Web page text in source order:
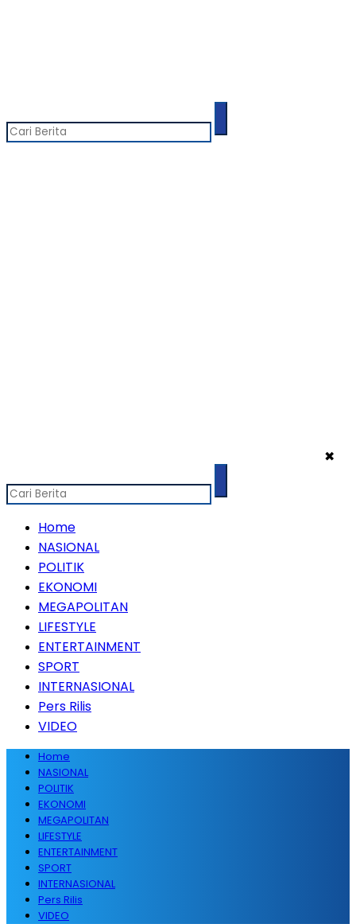
✖
Home
NASIONAL
POLITIK
EKONOMI
MEGAPOLITAN
LIFESTYLE
ENTERTAINMENT
SPORT
INTERNASIONAL
Pers Rilis
VIDEO
Home
NASIONAL
POLITIK
EKONOMI
MEGAPOLITAN
LIFESTYLE
ENTERTAINMENT
SPORT
INTERNASIONAL
Pers Rilis
VIDEO